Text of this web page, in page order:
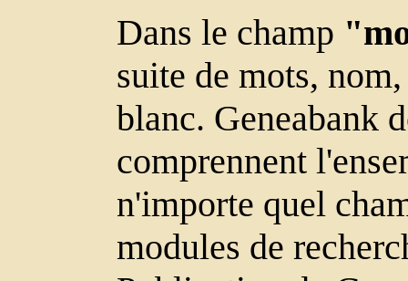
Dans le champ
suite de mots,
blanc. Geneabank
comprennent
n'importe quel
modules de